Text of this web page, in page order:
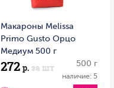
Макароны Melissa
Primo Gusto Орцо
Медиум 500 г
272 р. за шт 500 г
наличие: 5